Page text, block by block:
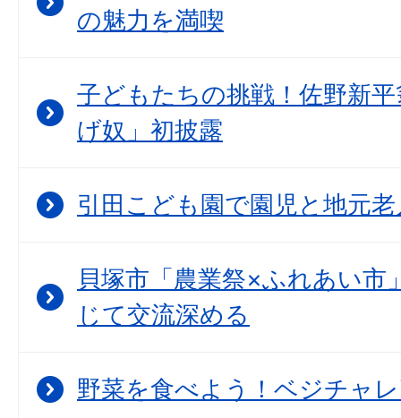
の魅力を満喫
子どもたちの挑戦！佐野新
げ奴」初披露
引田こども園で園児と地元
貝塚市「農業祭×ふれあい市
じて交流深める
野菜を食べよう！ベジチャ